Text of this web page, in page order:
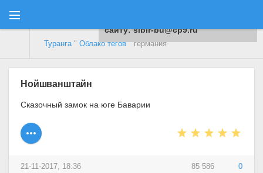
Туранга" Облако тегов" германия
Нойшванштайн
Сказочный замок на юге Баварии
85 586 0
21-11-2017, 18:36
сайту: sibir-bu@cp9.ru